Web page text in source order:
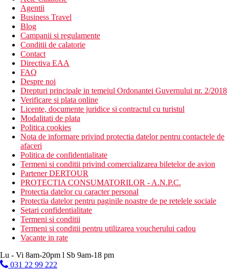
Agentii
Business Travel
Blog
Campanii si regulamente
Conditii de calatorie
Contact
Directiva EAA
FAQ
Despre noi
Drepturi principale in temeiul Ordonantei Guvernului nr. 2/2018
Verificare si plata online
Licente, documente juridice si contractul cu turistul
Modalitati de plata
Politica cookies
Nota de informare privind protectia datelor pentru contactele de
afaceri
Politica de confidentialitate
Termeni si conditii privind comercializarea biletelor de avion
Partener DERTOUR
PROTECTIA CONSUMATORILOR - A.N.P.C.
Protectia datelor cu caracter personal
Protectia datelor pentru paginile noastre de pe retelele sociale
Setari confidentialitate
Termeni si conditii
Termeni si conditii pentru utilizarea voucherului cadou
Vacante in rate
Lu - Vi 8am-20pm l Sb 9am-18 pm
031 22 99 222